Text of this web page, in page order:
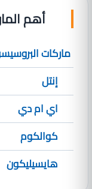
أهم
ماركات
إنتل
اي ام دي
كوالكوم
هايسيليكون